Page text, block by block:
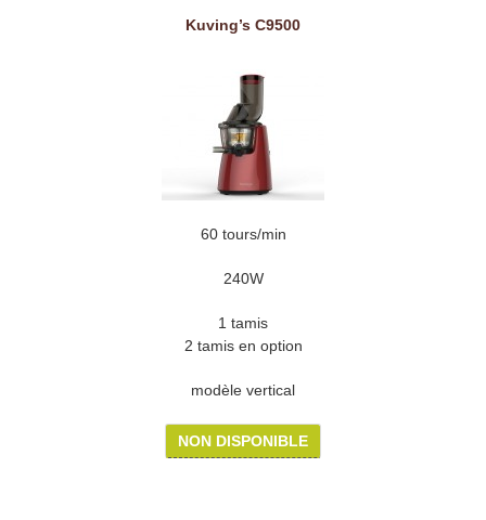
Kuving’s C9500
60 tours/min
240W
1 tamis
2 tamis en option
modèle vertical
NON DISPONIBLE